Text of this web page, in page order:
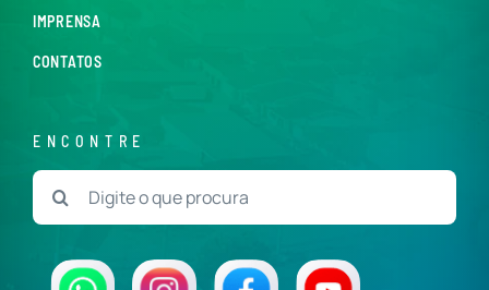
IMPRENSA
CONTATOS
ENCONTRE
Buscar
resultados